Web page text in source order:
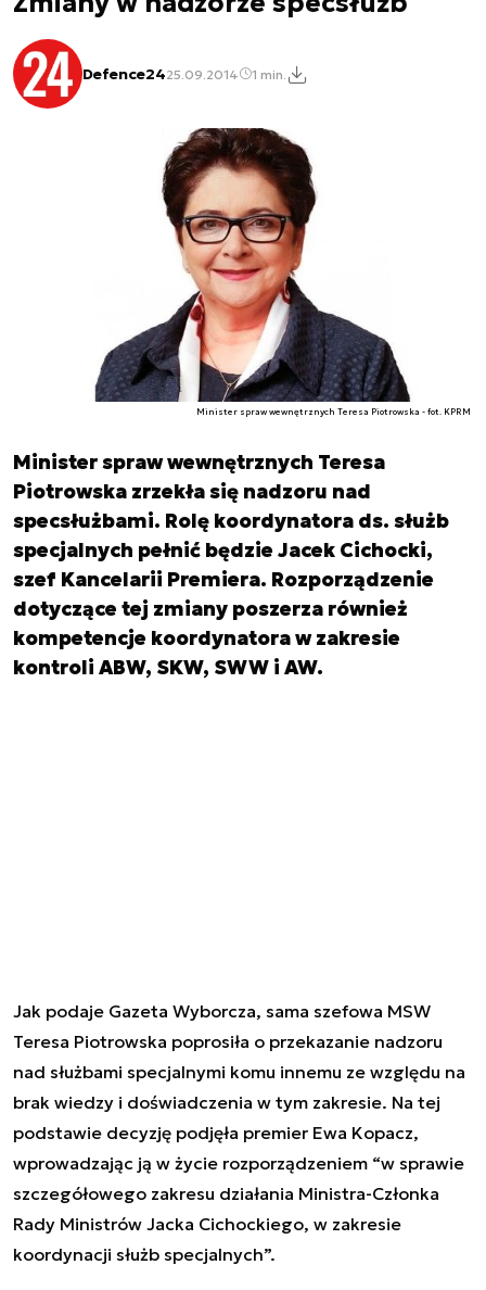
Defence2425.09.2014 1 min.
Minister spraw wewnętrznych Teresa Piotrowska - fot. KPRM
Minister spraw wewnętrznych Teresa
Piotrowska zrzekła się nadzoru nad
specsłużbami. Rolę koordynatora ds. służb
specjalnych pełnić będzie Jacek Cichocki,
szef Kancelarii Premiera. Rozporządzenie
dotyczące tej zmiany poszerza również
kompetencje koordynatora w zakresie
kontroli ABW, SKW, SWW i AW.
Jak podaje Gazeta Wyborcza, sama szefowa MSW
Teresa Piotrowska poprosiła o przekazanie nadzoru
nad służbami specjalnymi komu innemu ze względu na
brak wiedzy i doświadczenia w tym zakresie. Na tej
podstawie decyzję podjęła premier Ewa Kopacz,
wprowadzając ją w życie rozporządzeniem “w sprawie
szczegółowego zakresu działania Ministra-Członka
Rady Ministrów Jacka Cichockiego, w zakresie
koordynacji służb specjalnych”.